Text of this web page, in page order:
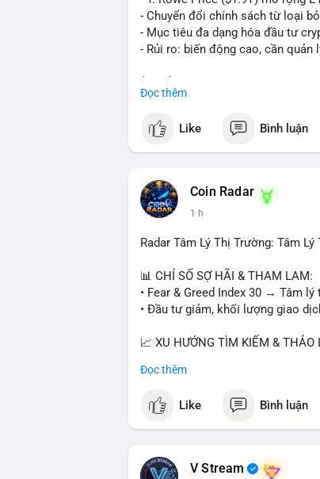
nhịp điều chỉnh ngắn hạn. Tuyệt
tiền lớn chưa xác định rõ đích
#153btc #10triệuusd
- Chuyển đổi chính sách từ loại
- Mục tiêu đa dạng hóa đầu tư
- Rủi ro: biến động cao, cần quản
📰 Nguồn: CoinDesk
Đọc thêm
Like Bình luận
Coin Radar
1 h
Radar Tâm Lý Thị Trường: Tâm
📊 CHỈ SỐ SỢ HÃI & THAM LAM:
• Fear & Greed Index 30 → Tâm
• Đầu tư giảm, khối lượng giao
📈 XU HƯỚNG TÌM KIẾM & THẢO
Tutorial.
• LunarCrush: Ethereum,
etc.
💬 DÒNG CHẢY TIN TỨC &
• Telegram: US Senate tiến hành
Đọc thêm
Like Bình luận
V Stream